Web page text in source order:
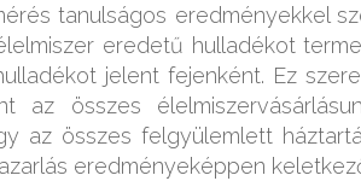
tanulságos eredményekkel
eredetű hulladékot
jelent fejenként. Ez
az összes
az összes felgyülemlett
eredményeképpen